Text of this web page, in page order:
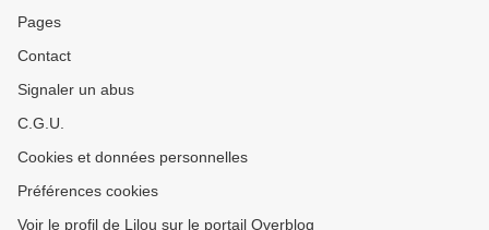
Pages
Contact
Signaler un abus
C.G.U.
Cookies et données personnelles
Préférences cookies
Voir le profil de Lilou sur le portail Overblog